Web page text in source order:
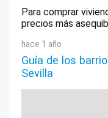
Para comprar
precios más
hace 1 año
Guía de los
Sevilla